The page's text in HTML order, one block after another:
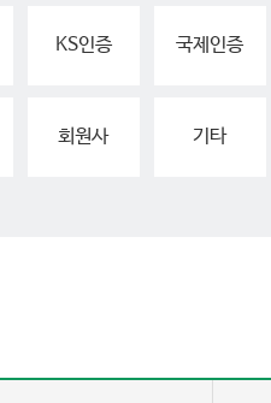
KS인증 국제인증
회원사 기타